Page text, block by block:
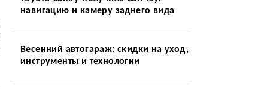
навигацию и камеру заднего вида
Весенний автогараж: скидки на уход,
инструменты и технологии